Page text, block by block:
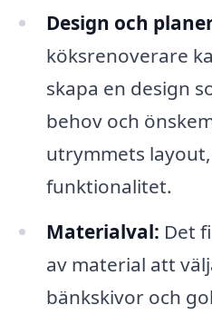
Design och
köksrenoverare
skapa en design
behov och
utrymmets
funktionalitet.
Materialval: Det
av material att
bänkskivor och